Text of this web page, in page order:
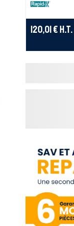
120,01 € H.T.